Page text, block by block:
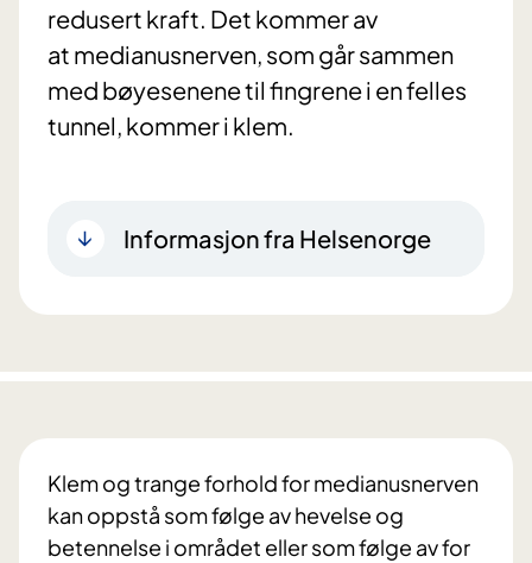
redusert kraft. Det kommer av
at medianusnerven, som går sammen
med bøyesenene til fingrene i en felles
tunnel, kommer i klem.
Informasjon fra Helsenorge
Klem og trange forhold for medianusnerven
kan oppstå som følge av hevelse og
betennelse i området eller som følge av for